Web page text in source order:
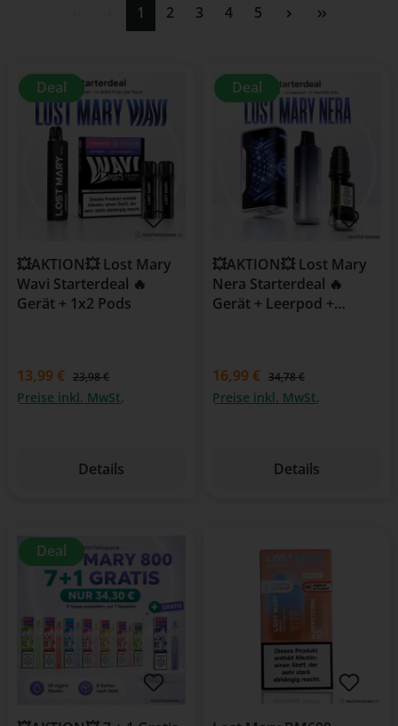
Seite
1 Seite
2 Seite
3 Seite
4 Seite
5
Deal
💥AKTION💥 Lost Mary
Wavi Starterdeal 🔥
Gerät + 1x2 Pods
13,99 € 23,98 €
Preise inkl. MwSt.
Details
Deal
💥AKTION💥 Lost Mary
Nera Starterdeal 🔥
Gerät + Leerpod +
16,99 € 34,78 €
Preise inkl. MwSt.
Details
Deal